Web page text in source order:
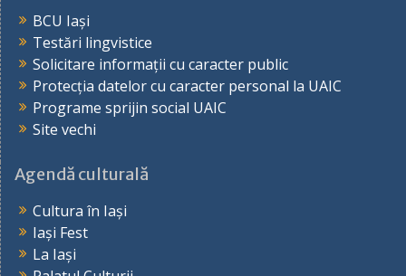
BCU Iași
Testări lingvistice
Solicitare informații cu caracter public
Protecția datelor cu caracter personal la UAIC
Programe sprijin social UAIC
Site vechi
Agendă culturală
Cultura în Iași
Iași Fest
La Iași